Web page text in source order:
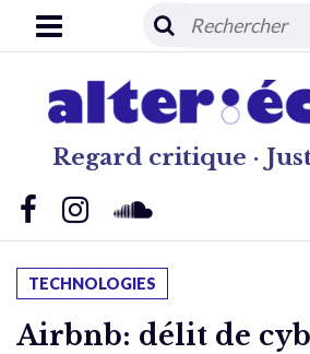
Regard critique ·
TECHNOLOGIES
Airbnb: délit de